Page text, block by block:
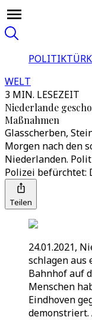
POLITIK
WELT
3 MIN. LESEZEIT
Niederlande
Maßnahmen
Glasscherben,
Morgen nach den
Niederlanden.
Polizei befürchtet:
Teilen
24.01.2021,
schlagen aus
Bahnhof auf
Menschen
Eindhoven
demonstriert.